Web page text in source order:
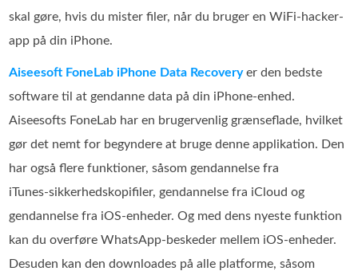
skal gøre, hvis du mister filer, når du bruger en WiFi-hacker-
app på din iPhone.
Aiseesoft FoneLab iPhone Data Recoveryer den bedste
software til at gendanne data på din iPhone‑enhed.
Aiseesofts FoneLab har en brugervenlig grænseflade, hvilket
gør det nemt for begyndere at bruge denne applikation. Den
har også flere funktioner, såsom gendannelse fra
iTunes‑sikkerhedskopifiler, gendannelse fra iCloud og
gendannelse fra iOS‑enheder. Og med dens nyeste funktion
kan du overføre WhatsApp‑beskeder mellem iOS‑enheder.
Desuden kan den downloades på alle platforme, såsom